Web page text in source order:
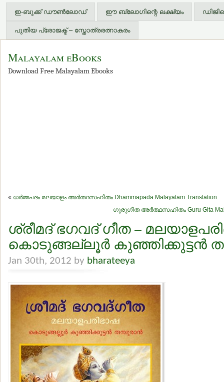
ഇ-ബുക്ക് ഡൗണ്‍ലോഡ് ഈ ബ്ലോഗിന്റെ ലക്ഷ്യം
പുതിയ പ്രോജക്ട് – സ്തോത്രരത്നാകരം
Malayalam eBooks
Download Free Malayalam Ebooks
« ധര്‍മ്മപദം മലയാളം അര്‍ത്ഥസഹിതം Dhammapada Malayalam Translation
ഗുരുഗീത അര്‍ത്ഥസഹിതം Guru Gita
ശ്രീമദ് ഭഗവദ് ഗീത –
കൊടുങ്ങല്ലൂര്‍ കുഞ്ഞിക്കുട്ടന്‍
Jan 30th, 2012 by bharateeya